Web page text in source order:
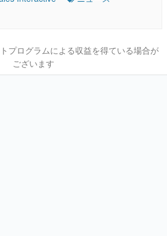
プログラムによる収益を得ている場合が
ございます